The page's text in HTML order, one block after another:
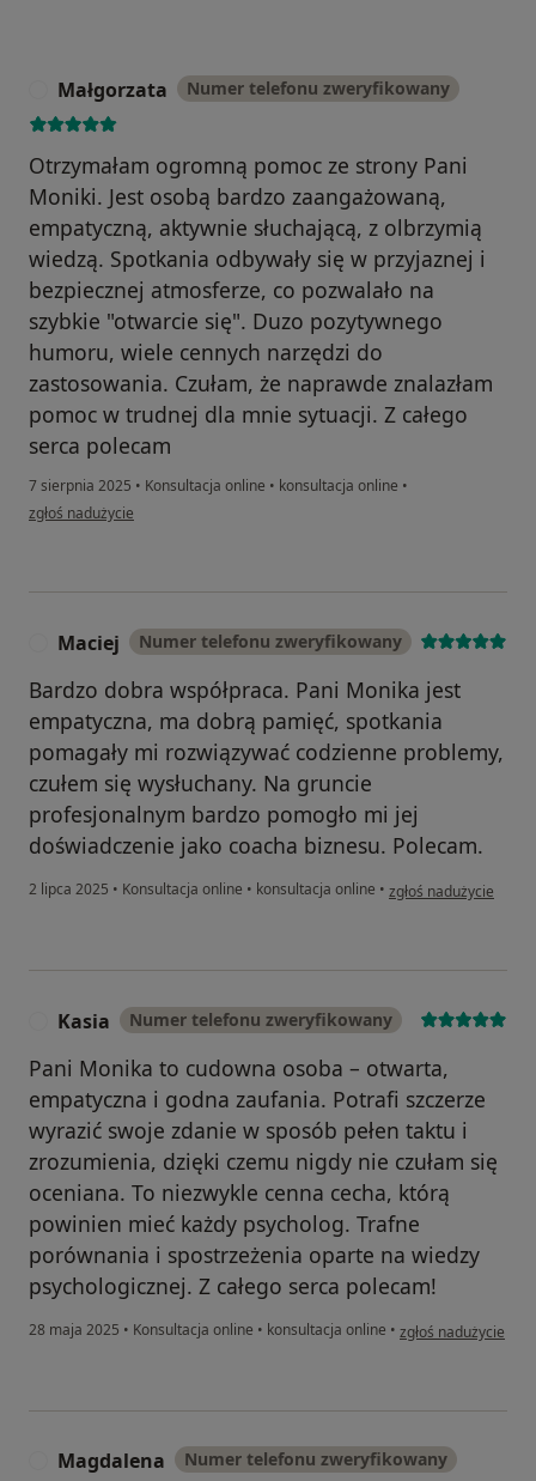
Małgorzata Numer telefonu zweryfikowany
Otrzymałam ogromną pomoc ze strony Pani
Moniki. Jest osobą bardzo zaangażowaną,
empatyczną, aktywnie słuchającą, z olbrzymią
wiedzą. Spotkania odbywały się w przyjaznej i
bezpiecznej atmosferze, co pozwalało na
szybkie "otwarcie się". Duzo pozytywnego
humoru, wiele cennych narzędzi do
zastosowania. Czułam, że naprawde znalazłam
pomoc w trudnej dla mnie sytuacji. Z całego
serca polecam
7 sierpnia 2025 • Konsultacja online • konsultacja online •
w opinii użytkownika Małgorzata
zgłoś nadużycie
Maciej Numer telefonu zweryfikowany
Bardzo dobra współpraca. Pani Monika jest
empatyczna, ma dobrą pamięć, spotkania
pomagały mi rozwiązywać codzienne problemy,
czułem się wysłuchany. Na gruncie
profesjonalnym bardzo pomogło mi jej
doświadczenie jako coacha biznesu. Polecam.
2 lipca 2025 • Konsultacja online • konsultacja online • w opinii użytkownika
zgłoś nadużycie
Kasia Numer telefonu zweryfikowany
Pani Monika to cudowna osoba – otwarta,
empatyczna i godna zaufania. Potrafi szczerze
wyrazić swoje zdanie w sposób pełen taktu i
zrozumienia, dzięki czemu nigdy nie czułam się
oceniana. To niezwykle cenna cecha, którą
powinien mieć każdy psycholog. Trafne
porównania i spostrzeżenia oparte na wiedzy
psychologicznej. Z całego serca polecam!
28 maja 2025 • Konsultacja online • konsultacja online • w opinii
zgłoś nadużycie
Magdalena Numer telefonu zweryfikowany